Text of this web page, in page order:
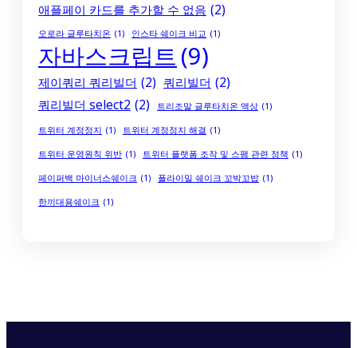
애플페이 카드를 추가할 수 없음 (2)
오로라 글루타치온 (1) 인스타 쉐이크 비교 (1)
자바스크립트 (9)
제이쿼리 쿼리빌더 (2) 쿼리빌더 (2)
쿼리빌더 select2 (2) 트리조말 글루타치온 액상 (1)
트위터 계정정지 (1) 트위터 계정정지 해결 (1)
트위터 운영원칙 위반 (1) 트위터 플랫폼 조작 및 스팸 관련 정책 (1)
페이퍼백 마이너스쉐이크 (1) 플라이밀 쉐이크 꼬박꼬밥 (1)
한끼대용쉐이크 (1)